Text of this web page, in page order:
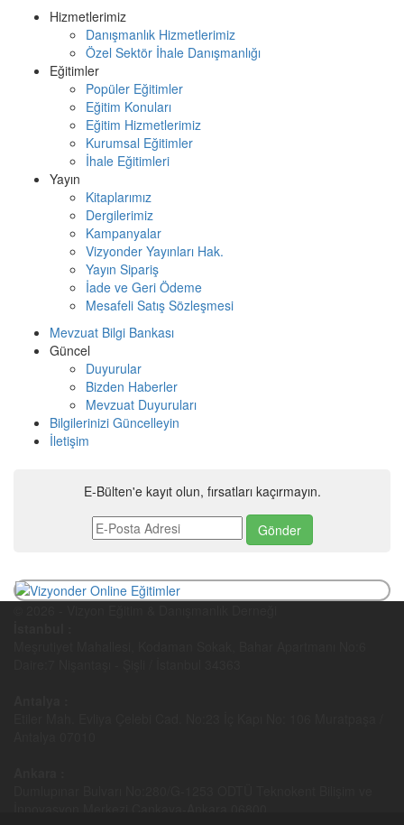
Hizmetlerimiz
Danışmanlık Hizmetlerimiz
Özel Sektör İhale Danışmanlığı
Eğitimler
Popüler Eğitimler
Eğitim Konuları
Eğitim Hizmetlerimiz
Kurumsal Eğitimler
İhale Eğitimleri
Yayın
Kitaplarımız
Dergilerimiz
Kampanyalar
Vizyonder Yayınları Hak.
Yayın Sipariş
İade ve Geri Ödeme
Mesafeli Satış Sözleşmesi
Mevzuat Bilgi Bankası
Güncel
Duyurular
Bizden Haberler
Mevzuat Duyuruları
Bilgilerinizi Güncelleyin
İletişim
E-Bülten'e kayıt olun, fırsatları kaçırmayın.